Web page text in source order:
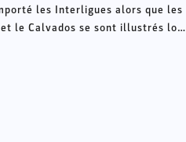
les Interligues alors que les
et le Calvados se sont illustrés lors